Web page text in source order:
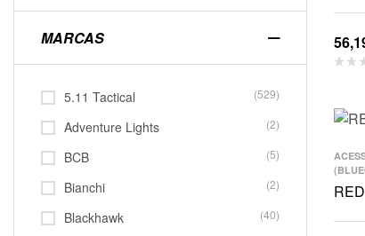
MARCAS
5.11 Tactical (529)
Adventure Lights (2)
BCB (5)
Bianchi (2)
Blackhawk (40)